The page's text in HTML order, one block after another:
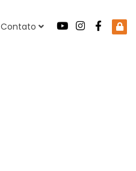
Contato